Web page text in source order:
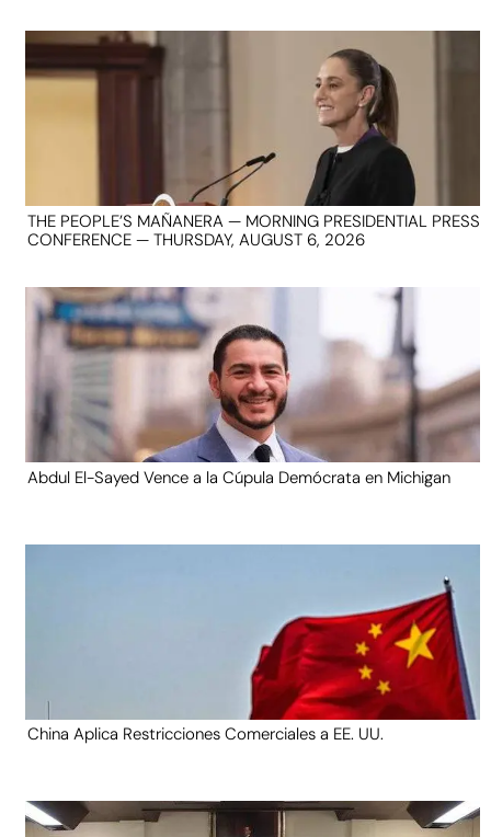
THE PEOPLE’S MAÑANERA — MORNING PRESIDENTIAL PRESS
CONFERENCE — THURSDAY, AUGUST 6, 2026
Abdul El-Sayed Vence a la Cúpula Demócrata en Michigan
China Aplica Restricciones Comerciales a EE. UU.